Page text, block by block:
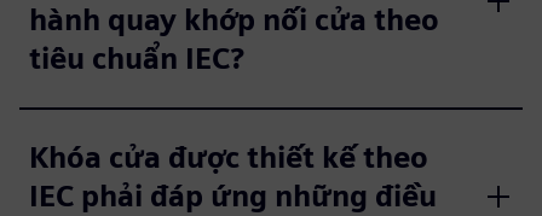
hành quay khớp nối cửa theo
tiêu chuẩn IEC?
Khóa cửa được thiết kế theo
IEC phải đáp ứng những điều